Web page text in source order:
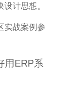
计思想。
实战案例参
用ERP系